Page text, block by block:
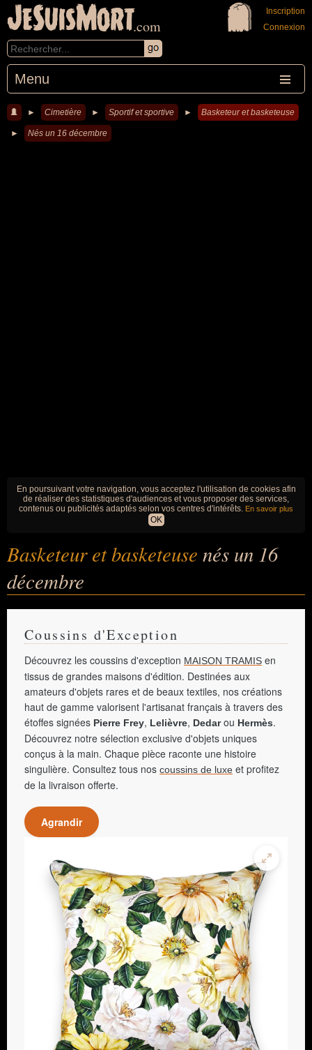
JeSuisMort.com
Menu
Inscription
Connexion
► Cimetière ► Sportif et sportive ► Basketeur et basketeuse
► Nés un 16 décembre
En poursuivant votre navigation, vous acceptez l'utilisation de cookies afin
de réaliser des statistiques d'audiences et vous proposer des services,
contenus ou publicités adaptés selon vos centres d'intérêts. En savoir plus
OK
Basketeur et basketeuse nés un 16
décembre
Coussins d'Exception
Découvrez les coussins d'exception MAISON TRAMIS en
tissus de grandes maisons d'édition. Destinées aux
amateurs d'objets rares et de beaux textiles, nos créations
haut de gamme valorisent l'artisanat français à travers des
étoffes signées Pierre Frey, Lelièvre, Dedarou Hermès.
Découvrez notre sélection exclusive d'objets uniques
conçus à la main. Chaque pièce raconte une histoire
singulière. Consultez tous nos coussins de luxe et profitez
de la livraison offerte.
Agrandir